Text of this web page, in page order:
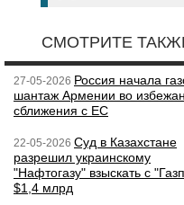
СМОТРИТЕ
27-05-2026 Россия начала
шантаж Армении во
сближения с ЕС
22-05-2026 Суд в Казахстане
разрешил украинскому
"Нафтогазу" взыскать с
$1,4 млрд